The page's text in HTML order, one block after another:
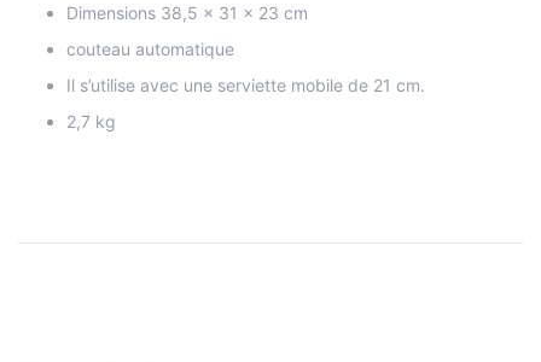
Dimensions 38,5 x 31 x 23 cm
couteau automatique
Il s’utilise avec une serviette mobile de 21 cm.
2,7 kg